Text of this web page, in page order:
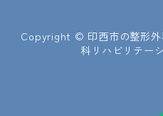
Copyright © 印西市の整形
科リハビリテー